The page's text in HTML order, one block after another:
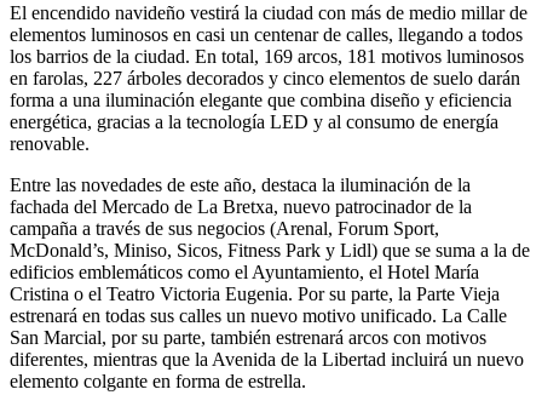
El encendido navideño vestirá la ciudad con más de medio millar de
elementos luminosos en casi un centenar de calles, llegando a todos
los barrios de la ciudad. En total, 169 arcos, 181 motivos luminosos
en farolas, 227 árboles decorados y cinco elementos de suelo darán
forma a una iluminación elegante que combina diseño y eficiencia
energética, gracias a la tecnología LED y al consumo de energía
renovable.
Entre las novedades de este año, destaca la iluminación de la
fachada del Mercado de La Bretxa, nuevo patrocinador de la
campaña a través de sus negocios (Arenal, Forum Sport,
McDonald’s, Miniso, Sicos, Fitness Park y Lidl) que se suma a la de
edificios emblemáticos como el Ayuntamiento, el Hotel María
Cristina o el Teatro Victoria Eugenia. Por su parte, la Parte Vieja
estrenará en todas sus calles un nuevo motivo unificado. La Calle
San Marcial, por su parte, también estrenará arcos con motivos
diferentes, mientras que la Avenida de la Libertad incluirá un nuevo
elemento colgante en forma de estrella.